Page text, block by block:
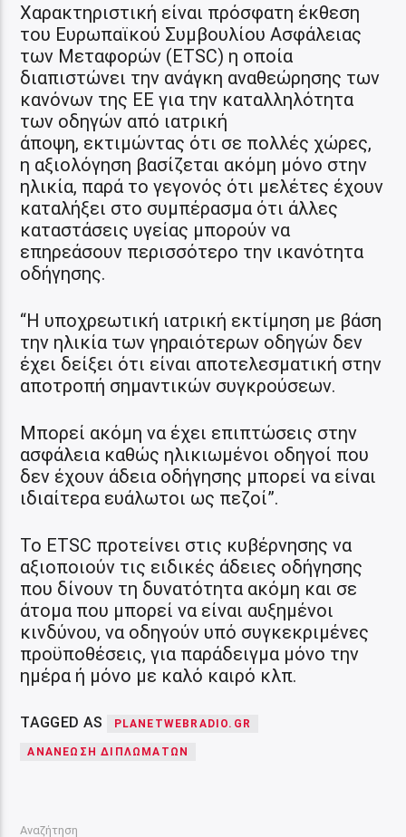
Χαρακτηριστική είναι πρόσφατη έκθεση
του Ευρωπαϊκού Συμβουλίου Ασφάλειας
των Μεταφορών (ETSC) η οποία
διαπιστώνει την ανάγκη αναθεώρησης των
κανόνων της ΕΕ για την καταλληλότητα
των οδηγών από ιατρική
άποψη, εκτιμώντας ότι σε πολλές χώρες,
η αξιολόγηση βασίζεται ακόμη μόνο στην
ηλικία, παρά το γεγονός ότι μελέτες έχουν
καταλήξει στο συμπέρασμα ότι άλλες
καταστάσεις υγείας μπορούν να
επηρεάσουν περισσότερο την ικανότητα
οδήγησης.
“H υποχρεωτική ιατρική εκτίμηση με βάση
την ηλικία των γηραιότερων οδηγών δεν
έχει δείξει ότι είναι αποτελεσματική στην
αποτροπή σημαντικών συγκρούσεων.
Μπορεί ακόμη να έχει επιπτώσεις στην
ασφάλεια καθώς ηλικιωμένοι οδηγοί που
δεν έχουν άδεια οδήγησης μπορεί να είναι
ιδιαίτερα ευάλωτοι ως πεζοί”.
To ETSC προτείνει στις κυβέρνησης να
αξιοποιούν τις ειδικές άδειες οδήγησης
που δίνουν τη δυνατότητα ακόμη και σε
άτομα που μπορεί να είναι αυξημένοι
κινδύνου, να οδηγούν υπό συγκεκριμένες
προϋποθέσεις, για παράδειγμα μόνο την
ημέρα ή μόνο με καλό καιρό κλπ.
TAGGED AS PLANETWEBRADIO.GR
ΑΝΑΝΈΩΣΗ ΔΙΠΛΩΜΆΤΩΝ
Αναζήτηση